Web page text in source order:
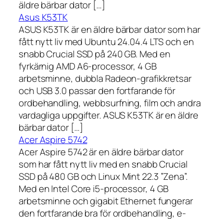
äldre bärbar dator […]
Asus K53TK
ASUS K53TK är en äldre bärbar dator som har
fått nytt liv med Ubuntu 24.04.4 LTS och en
snabb Crucial SSD på 240 GB. Med en
fyrkärnig AMD A6-processor, 4 GB
arbetsminne, dubbla Radeon-grafikkretsar
och USB 3.0 passar den fortfarande för
ordbehandling, webbsurfning, film och andra
vardagliga uppgifter. ASUS K53TK är en äldre
bärbar dator […]
Acer Aspire 5742
Acer Aspire 5742 är en äldre bärbar dator
som har fått nytt liv med en snabb Crucial
SSD på 480 GB och Linux Mint 22.3 ”Zena”.
Med en Intel Core i5-processor, 4 GB
arbetsminne och gigabit Ethernet fungerar
den fortfarande bra för ordbehandling, e-